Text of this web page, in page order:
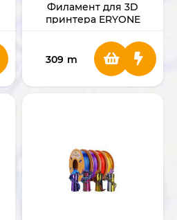
Филамент для 3D
принтера ERYONE
Green
309 m